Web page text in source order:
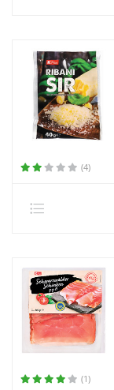
(4)
(1)